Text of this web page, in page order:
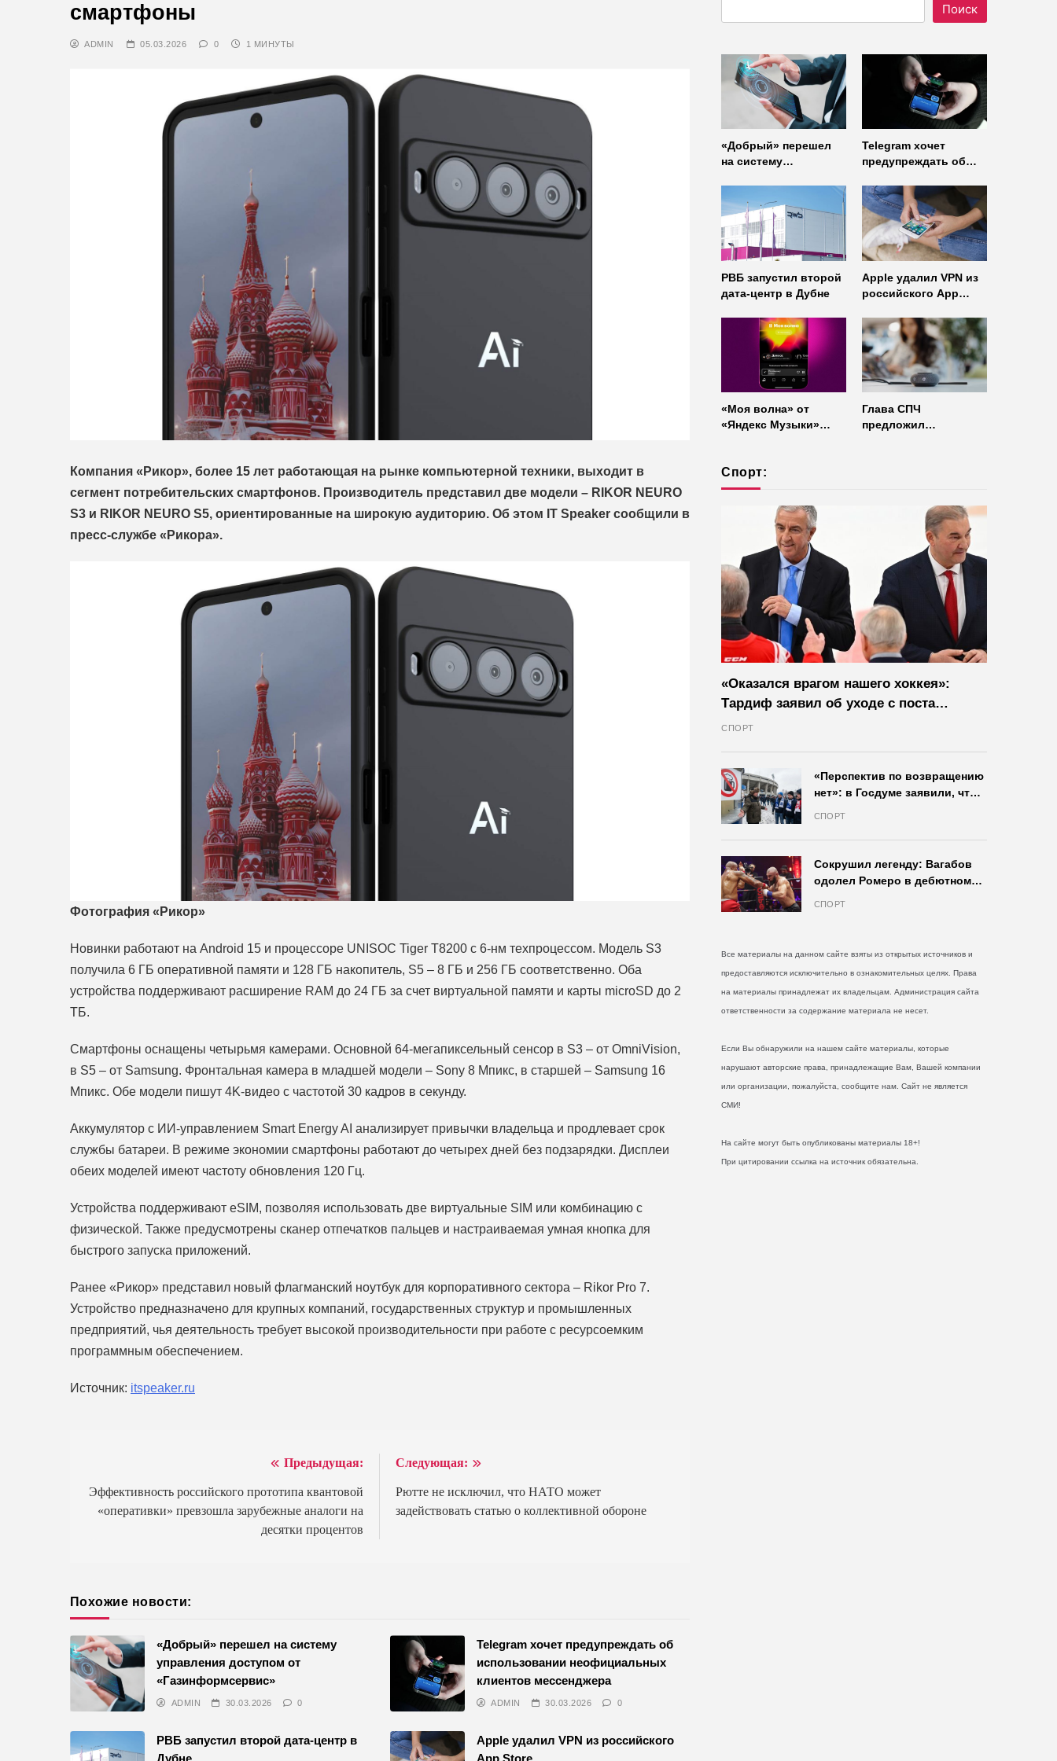
смартфоны
ADMIN 05.03.2026 0 1 МИНУТЫ
Компания «Рикор», более 15 лет работающая на рынке компьютерной техники, выходит в
сегмент потребительских смартфонов. Производитель представил две модели – RIKOR NEURO
S3 и RIKOR NEURO S5, ориентированные на широкую аудиторию. Об этом IT Speaker сообщили в
пресс-службе «Рикора».
Фотография «Рикор»
Новинки работают на Android 15 и процессоре UNISOC Tiger T8200 с 6-нм техпроцессом. Модель S3
получила 6 ГБ оперативной памяти и 128 ГБ накопитель, S5 – 8 ГБ и 256 ГБ соответственно. Оба
устройства поддерживают расширение RAM до 24 ГБ за счет виртуальной памяти и карты microSD до 2
ТБ.
Смартфоны оснащены четырьмя камерами. Основной 64-мегапиксельный сенсор в S3 – от OmniVision,
в S5 – от Samsung. Фронтальная камера в младшей модели – Sony 8 Мпикс, в старшей – Samsung 16
Мпикс. Обе модели пишут 4K-видео с частотой 30 кадров в секунду.
Аккумулятор с ИИ-управлением Smart Energy AI анализирует привычки владельца и продлевает срок
службы батареи. В режиме экономии смартфоны работают до четырех дней без подзарядки. Дисплеи
обеих моделей имеют частоту обновления 120 Гц.
Устройства поддерживают eSIM, позволяя использовать две виртуальные SIM или комбинацию с
физической. Также предусмотрены сканер отпечатков пальцев и настраиваемая умная кнопка для
быстрого запуска приложений.
Ранее «Рикор» представил новый флагманский ноутбук для корпоративного сектора – Rikor Pro 7.
Устройство предназначено для крупных компаний, государственных структур и промышленных
предприятий, чья деятельность требует высокой производительности при работе с ресурсоемким
программным обеспечением.
Источник: itspeaker.ru
по
записям
Предыдущая:
Эффективность российского прототипа квантовой
«оперативки» превзошла зарубежные аналоги на
десятки процентов
Следующая:
Рютте не исключил, что НАТО может
задействовать статью о коллективной обороне
Похожие новости:
«Добрый» перешел на систему
управления доступом от
«Газинформсервис»
ADMIN 30.03.2026 0
Telegram хочет предупреждать об
использовании неофициальных
клиентов мессенджера
ADMIN 30.03.2026 0
РВБ запустил второй дата-центр в
Apple удалил VPN из российского
Поиск
«Добрый» перешел
на систему
«Газинформсервис»
Telegram хочет
предупреждать об
неофициальных
клиентов
мессенджера
РВБ запустил второй
дата-центр в Дубне
Apple удалил VPN из
российского App
«Моя волна» от
«Яндекс Музыки»
Глава СПЧ
предложил
Спорт:
«Оказался врагом нашего хоккея»:
Тардиф заявил об уходе с поста
президента IIHF в октябре
СПОРТ
«Перспектив по возвращению
нет»: в Госдуме заявили, что
СПОРТ
Сокрушил легенду: Вагабов
одолел Ромеро в дебютном
СПОРТ
Все материалы на данном сайте взяты из открытых источников и
предоставляются исключительно в ознакомительных целях. Права
на материалы принадлежат их владельцам. Администрация сайта
ответственности за содержание материала не несет.
Если Вы обнаружили на нашем сайте материалы, которые
нарушают авторские права, принадлежащие Вам, Вашей компании
или организации, пожалуйста, сообщите нам. Сайт не является
СМИ!
На сайте могут быть опубликованы материалы 18+!
При цитировании ссылка на источник обязательна.